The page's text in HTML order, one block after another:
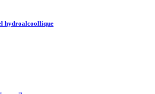
hydroalcoollique